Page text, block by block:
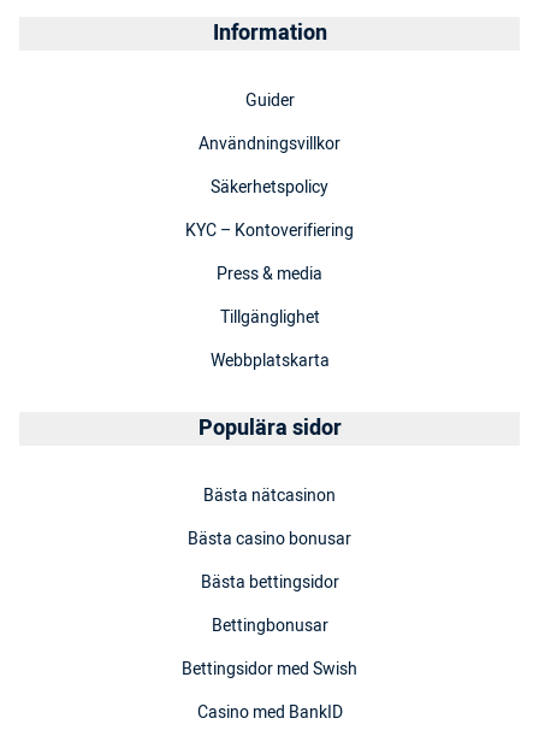
Information
Guider
Användningsvillkor
Säkerhetspolicy
KYC – Kontoverifiering
Press & media
Tillgänglighet
Webbplatskarta
Populära sidor
Bästa nätcasinon
Bästa casino bonusar
Bästa bettingsidor
Bettingbonusar
Bettingsidor med Swish
Casino med BankID